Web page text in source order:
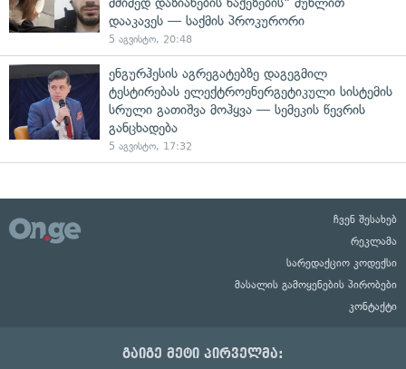
დააკავეს — საქმის პროკურორი
5 აგვისტო, 20:48
ენგურჰესის აგრეგატებზე დაგეგმილ
ტესტირებას ელექტროენერგეტიკული სისტემის
სრული გათიშვა მოჰყვა — სემეკის წევრის
განცხადება
5 აგვისტო, 17:32
ჩვენ შესახებ
რეკლამა
სარედაქციო კოდექსი
მასალის გამოყენების პირობები
კონტაქტი
გაიგე მეტი პირველმა: